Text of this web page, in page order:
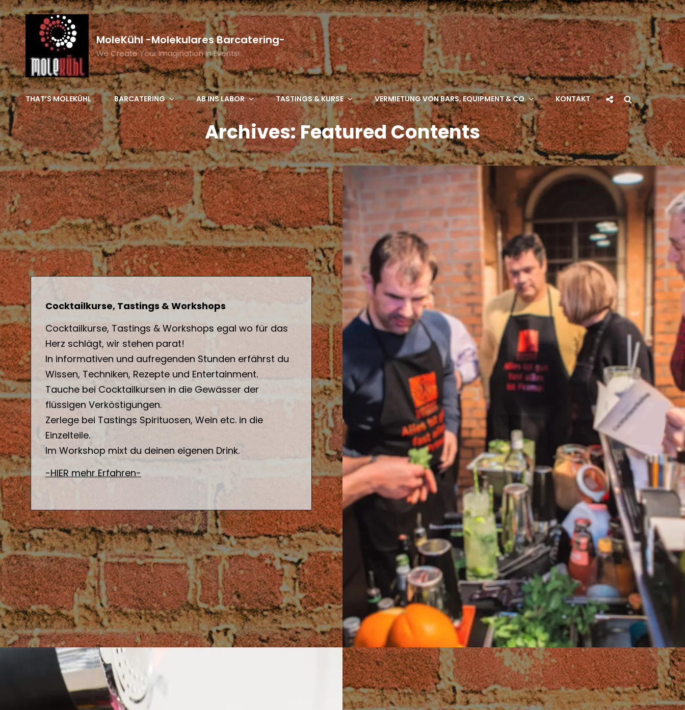
MoleKühl -molekulares Barcatering-
We Create Your Imagination In Events!
THAT’S MOLEKÜHL BARCATERING AB INS LABOR TASTINGS & KURSE VERMIETUNG VON BARS, EQUIPMENT & CO KONTAKT Social
Share
Search
Archives:Featured Contents
Cocktailkurse, Tastings & Workshops
Cocktailkurse, Tastings & Workshops egal wo für das
Herz schlägt, wir stehen parat!
In informativen und aufregenden Stunden erfährst du
Wissen, Techniken, Rezepte und Entertainment.
Tauche bei Cocktailkursen in die Gewässer der
flüssigen Verköstigungen.
Zerlege bei Tastings Spirituosen, Wein etc. in die
Einzelteile.
Im Workshop mixt du deinen eigenen Drink.
-HIER mehr Erfahren-
…